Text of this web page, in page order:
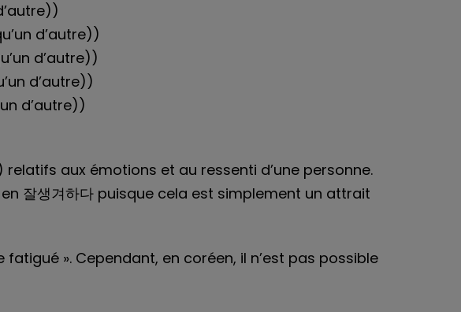
d’autre))
d’autre))
d’autre))
d’autre))
aux émotions et au ressenti d’une personne.
잘생겨하다 puisque cela est simplement un attrait
». Cependant, en coréen, il n’est pas possible